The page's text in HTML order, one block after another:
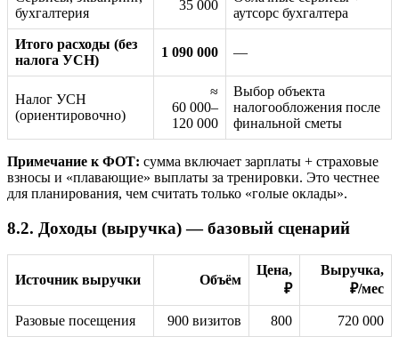
бухгалтерия
35 000
аутсорс бухгалтера
Итого расходы (без
налога УСН)
1 090 000 —
Налог УСН
(ориентировочно)
≈
60 000–
120 000
Выбор объекта
налогообложения после
финальной сметы
Примечание к ФОТ: сумма включает зарплаты + страховые
взносы и «плавающие» выплаты за тренировки. Это честнее
для планирования, чем считать только «голые оклады».
8.2. Доходы (выручка) — базовый сценарий
Источник выручки Объём
Цена,
₽
Выручка,
₽/мес
Разовые посещения 900 визитов 800 720 000